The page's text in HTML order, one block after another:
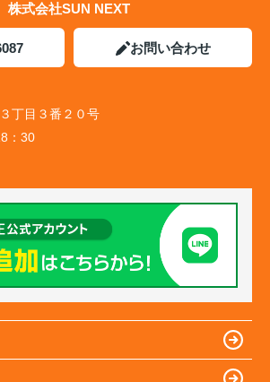
株式会社SUN NEXT
お問い合わせ
丁目３番２０号
：30